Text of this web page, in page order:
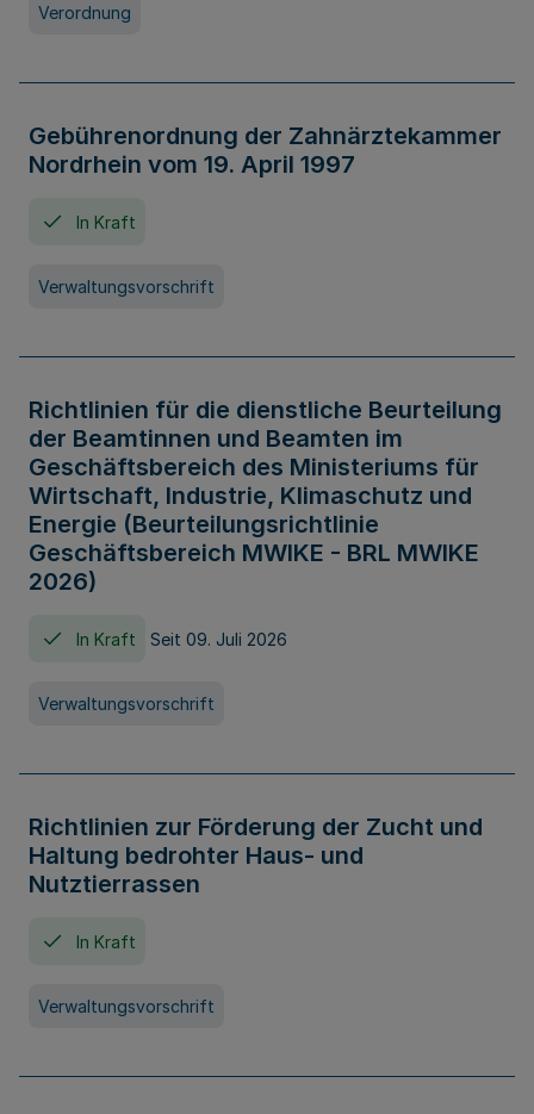
Verordnung
Gebührenordnung der Zahnärztekammer
Nordrhein vom 19. April 1997
In Kraft
Verwaltungsvorschrift
Richtlinien für die dienstliche Beurteilung
der Beamtinnen und Beamten im
Geschäftsbereich des Ministeriums für
Wirtschaft, Industrie, Klimaschutz und
Energie (Beurteilungsrichtlinie
Geschäftsbereich MWIKE - BRL MWIKE
2026)
In Kraft Seit 09. Juli 2026
Verwaltungsvorschrift
Richtlinien zur Förderung der Zucht und
Haltung bedrohter Haus- und
Nutztierrassen
In Kraft
Verwaltungsvorschrift